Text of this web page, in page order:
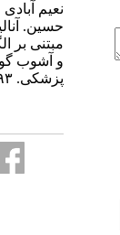
نعیم
حسین.
مبتنی بر
و آشوب
پزشکی. ۱۳۹۳; ۱ (۱) :۳۲-۴۴